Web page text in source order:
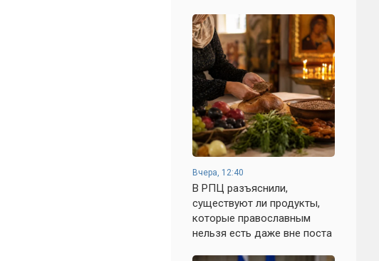
Вчера, 12:40
В РПЦ разъяснили,
существуют ли продукты,
которые православным
нельзя есть даже вне поста